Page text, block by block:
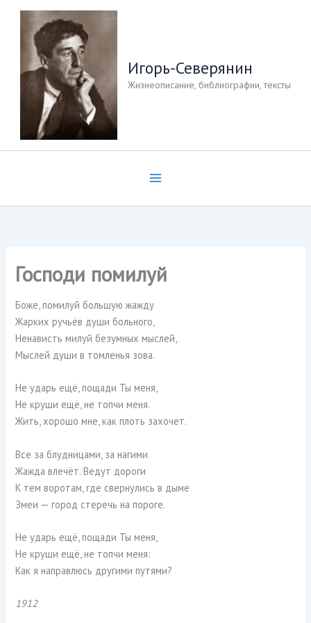
Перейти
содержимому
Игорь-Северянин
Жизнеописание, библиографии, тексты
Господи помилуй
Боже, помилуй большую жажду
Жарких ручьёв души больного,
Ненависть милуй безумных мыслей,
Мыслей души в томленья зова.
Не ударь ещё, пощади Ты меня,
Не круши ещё, не топчи меня.
Жить, хорошо мне, как плоть захочет.
Все за блудницами, за нагими
Жажда влечёт. Ведут дороги
К тем воротам, где свернулись в дыме
Змеи — город стеречь на пороге.
Не ударь ещё, пощади Ты меня,
Не круши ещё, не топчи меня:
Как я направлюсь другими путями?
1912